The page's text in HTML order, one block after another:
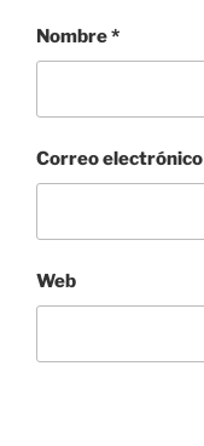
Nombre*
Correo electrónico
Web